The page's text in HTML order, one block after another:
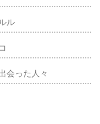
ル
会った人々